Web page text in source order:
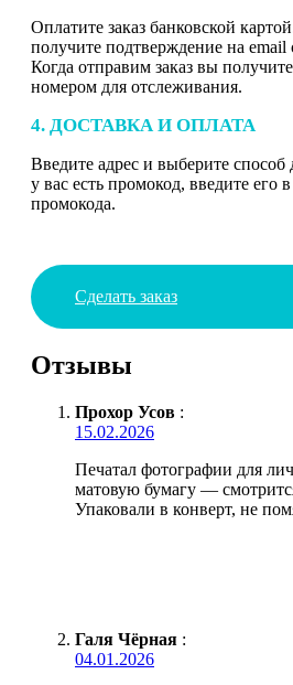
Оплатите заказ банковской
получите подтверждение на email
Когда отправим заказ вы
номером для отслеживания.
4. ДОСТАВКА И ОПЛАТА
Введите адрес и выберите способ
у вас есть промокод, введите его
промокода.
Сделать заказ
Отзывы
Прохор Усов :
15.02.2026
Печатал фотографии для
матовую бумагу —
Упаковали в конверт, не
Галя Чёрная :
04.01.2026